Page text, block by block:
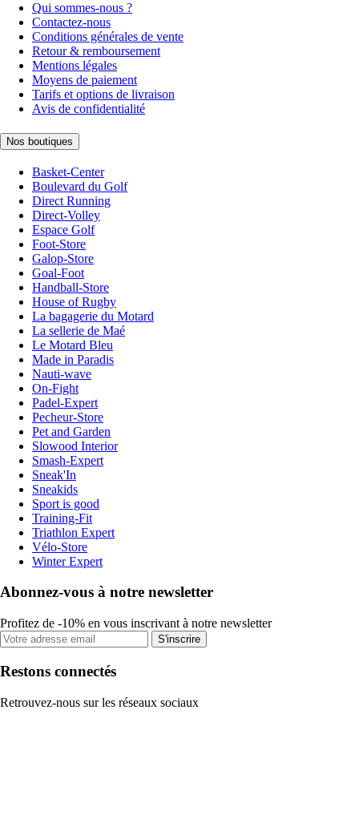
Qui sommes-nous ?
Contactez-nous
Conditions générales de vente
Retour & remboursement
Mentions légales
Moyens de paiement
Tarifs et options de livraison
Avis de confidentialité
Nos boutiques
Basket-Center
Boulevard du Golf
Direct Running
Direct-Volley
Espace Golf
Foot-Store
Galop-Store
Goal-Foot
Handball-Store
House of Rugby
La bagagerie du Motard
La sellerie de Maé
Le Motard Bleu
Made in Paradis
Nauti-wave
On-Fight
Padel-Expert
Pecheur-Store
Pet and Garden
Slowood Interior
Smash-Expert
Sneak'In
Sneakids
Sport is good
Training-Fit
Triathlon Expert
Vélo-Store
Winter Expert
Abonnez-vous à notre newsletter
Profitez de -10% en vous inscrivant à notre newsletter
S'inscrire
Restons connectés
Retrouvez-nous sur les réseaux sociaux